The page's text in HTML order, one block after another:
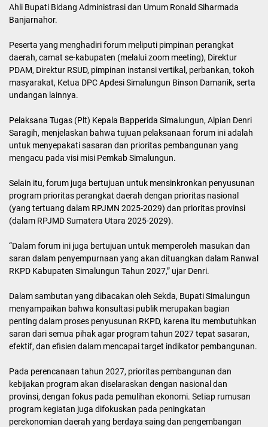
Ahli Bupati Bidang Administrasi dan Umum Ronald Siharmada
Banjarnahor.
Peserta yang menghadiri forum meliputi pimpinan perangkat
daerah, camat se-kabupaten (melalui zoom meeting), Direktur
PDAM, Direktur RSUD, pimpinan instansi vertikal, perbankan, tokoh
masyarakat, Ketua DPC Apdesi Simalungun Binson Damanik, serta
undangan lainnya.
Pelaksana Tugas (Plt) Kepala Bapperida Simalungun, Alpian Denri
Saragih, menjelaskan bahwa tujuan pelaksanaan forum ini adalah
untuk menyepakati sasaran dan prioritas pembangunan yang
mengacu pada visi misi Pemkab Simalungun.
Selain itu, forum juga bertujuan untuk mensinkronkan penyusunan
program prioritas perangkat daerah dengan prioritas nasional
(yang tertuang dalam RPJMN 2025-2029) dan prioritas provinsi
(dalam RPJMD Sumatera Utara 2025-2029).
“Dalam forum ini juga bertujuan untuk memperoleh masukan dan
saran dalam penyempurnaan yang akan dituangkan dalam Ranwal
RKPD Kabupaten Simalungun Tahun 2027,” ujar Denri.
Dalam sambutan yang dibacakan oleh Sekda, Bupati Simalungun
menyampaikan bahwa konsultasi publik merupakan bagian
penting dalam proses penyusunan RKPD, karena itu membutuhkan
saran dari semua pihak agar program tahun 2027 tepat sasaran,
efektif, dan efisien dalam mencapai target indikator pembangunan.
Pada perencanaan tahun 2027, prioritas pembangunan dan
kebijakan program akan diselaraskan dengan nasional dan
provinsi, dengan fokus pada pemulihan ekonomi. Setiap rumusan
program kegiatan juga difokuskan pada peningkatan
perekonomian daerah yang berdaya saing dan pengembangan